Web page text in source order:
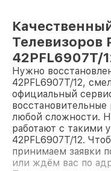
Телевизоров
42PFL6907T/
Нужно
42PFL6907T/12,
официальный
восстановительные
любой сложности.
работают с такими
42PFL6907T/12.
принимаем заявки
или ждём вас по